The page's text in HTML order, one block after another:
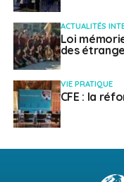
ACTUALITÉS
Loi
des
VIE PRATIQUE
CFE : la